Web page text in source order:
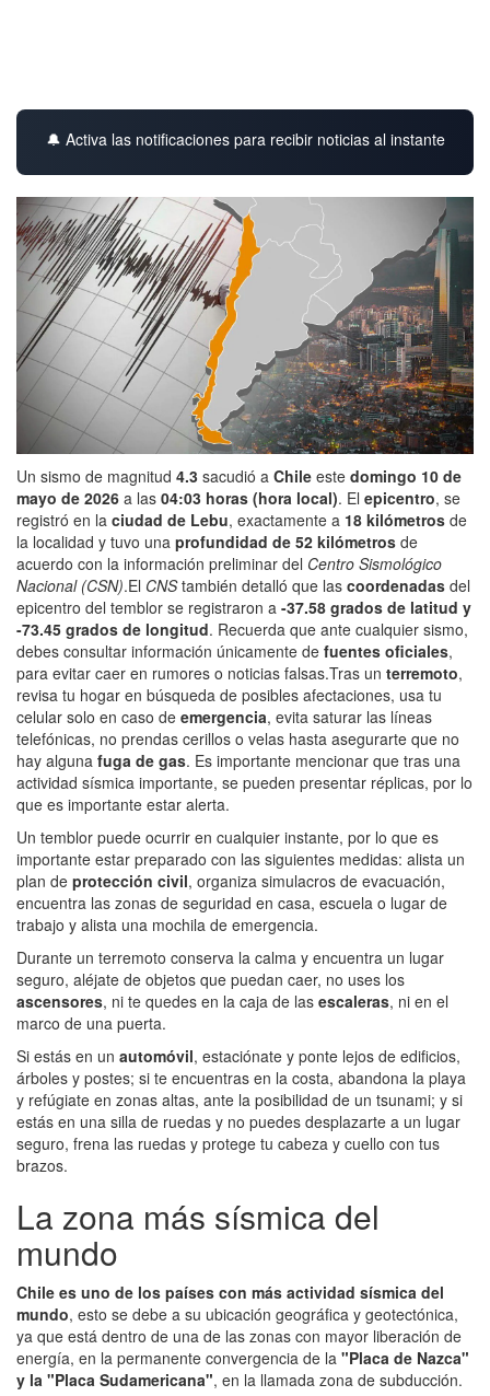
🔔 Activa las notificaciones para recibir noticias al instante
Un sismo de magnitud 4.3 sacudió a Chile este domingo 10 de
mayo de 2026 a las 04:03 horas (hora local). El epicentro, se
registró en la ciudad de Lebu, exactamente a 18 kilómetros de
la localidad y tuvo una profundidad de 52 kilómetros de
acuerdo con la información preliminar del Centro Sismológico
Nacional (CSN).El CNStambién detalló que las coordenadas del
epicentro del temblor se registraron a -37.58 grados de latitud y
-73.45 grados de longitud. Recuerda que ante cualquier sismo,
debes consultar información únicamente de fuentes oficiales,
para evitar caer en rumores o noticias falsas.Tras un terremoto,
revisa tu hogar en búsqueda de posibles afectaciones, usa tu
celular solo en caso de emergencia, evita saturar las líneas
telefónicas, no prendas cerillos o velas hasta asegurarte que no
hay alguna fuga de gas. Es importante mencionar que tras una
actividad sísmica importante, se pueden presentar réplicas, por lo
que es importante estar alerta.
Un temblor puede ocurrir en cualquier instante, por lo que es
importante estar preparado con las siguientes medidas: alista un
plan de protección civil, organiza simulacros de evacuación,
encuentra las zonas de seguridad en casa, escuela o lugar de
trabajo y alista una mochila de emergencia.
Durante un terremoto conserva la calma y encuentra un lugar
seguro, aléjate de objetos que puedan caer, no uses los
ascensores, ni te quedes en la caja de las escaleras, ni en el
marco de una puerta.
Si estás en un automóvil, estaciónate y ponte lejos de edificios,
árboles y postes; si te encuentras en la costa, abandona la playa
y refúgiate en zonas altas, ante la posibilidad de un tsunami; y si
estás en una silla de ruedas y no puedes desplazarte a un lugar
seguro, frena las ruedas y protege tu cabeza y cuello con tus
brazos.
La zona más sísmica del
mundo
Chile es uno de los países con más actividad sísmica del
mundo, esto se debe a su ubicación geográfica y geotectónica,
ya que está dentro de una de las zonas con mayor liberación de
energía, en la permanente convergencia de la "Placa de Nazca"
y la "Placa Sudamericana", en la llamada zona de subducción.